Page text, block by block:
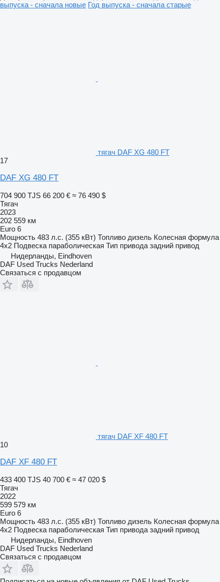
выпуска - сначала новые Год выпуска - сначала старые
тягач DAF XG 480 FT
17
DAF XG 480 FT
704 900 TJS 66 200 € ≈ 76 490 $
Тягач
2023
202 559 км
Euro 6
Мощность 483 л.с. (355 кВт) Топливо дизель Колесная формула
4x2 Подвеска параболическая Тип привода задний привод
Нидерланды, Eindhoven
DAF Used Trucks Nederland
Связаться с продавцом
тягач DAF XF 480 FT
10
DAF XF 480 FT
433 400 TJS 40 700 € ≈ 47 020 $
Тягач
2022
599 579 км
Euro 6
Мощность 483 л.с. (355 кВт) Топливо дизель Колесная формула
4x2 Подвеска параболическая Тип привода задний привод
Нидерланды, Eindhoven
DAF Used Trucks Nederland
Связаться с продавцом